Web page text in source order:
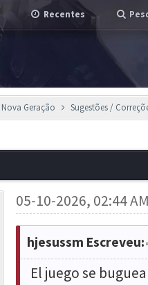
Recentes
Nova Geração Sugestões /
05-10-2026, 02:44
hjesussm Escreveu:
El juego se buguea